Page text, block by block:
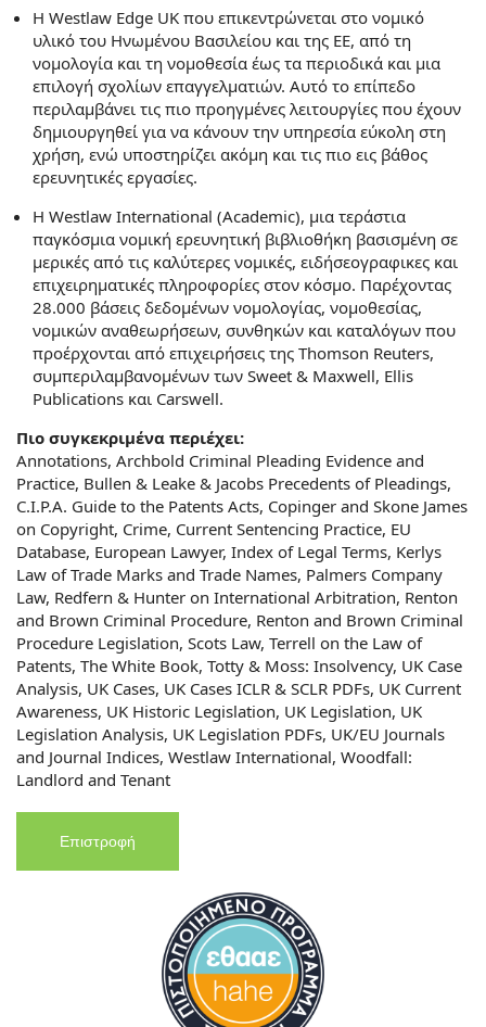
Η Westlaw Edge UK που επικεντρώνεται στο νομικό
υλικό του Ηνωμένου Βασιλείου και της ΕΕ, από τη
νομολογία και τη νομοθεσία έως τα περιοδικά και μια
επιλογή σχολίων επαγγελματιών. Αυτό το επίπεδο
περιλαμβάνει τις πιο προηγμένες λειτουργίες που έχουν
δημιουργηθεί για να κάνουν την υπηρεσία εύκολη στη
χρήση, ενώ υποστηρίζει ακόμη και τις πιο εις βάθος
ερευνητικές εργασίες.
Η Westlaw International (Academic), μια τεράστια
παγκόσμια νομική ερευνητική βιβλιοθήκη βασισμένη σε
μερικές από τις καλύτερες νομικές, ειδήσεογραφικες και
επιχειρηματικές πληροφορίες στον κόσμο. Παρέχοντας
28.000 βάσεις δεδομένων νομολογίας, νομοθεσίας,
νομικών αναθεωρήσεων, συνθηκών και καταλόγων που
προέρχονται από επιχειρήσεις της Thomson Reuters,
συμπεριλαμβανομένων των Sweet & Maxwell, Ellis
Publications και Carswell.
Πιο συγκεκριμένα περιέχει:
Annotations, Archbold Criminal Pleading Evidence and
Practice, Bullen & Leake & Jacobs Precedents of Pleadings,
C.I.P.A. Guide to the Patents Acts, Copinger and Skone James
on Copyright, Crime, Current Sentencing Practice, EU
Database, European Lawyer, Index of Legal Terms, Kerlys
Law of Trade Marks and Trade Names, Palmers Company
Law, Redfern & Hunter on International Arbitration, Renton
and Brown Criminal Procedure, Renton and Brown Criminal
Procedure Legislation, Scots Law, Terrell on the Law of
Patents, The White Book, Totty & Moss: Insolvency, UK Case
Analysis, UK Cases, UK Cases ICLR & SCLR PDFs, UK Current
Awareness, UK Historic Legislation, UK Legislation, UK
Legislation Analysis, UK Legislation PDFs, UK/EU Journals
and Journal Indices, Westlaw International, Woodfall:
Landlord and Tenant
Επιστροφή